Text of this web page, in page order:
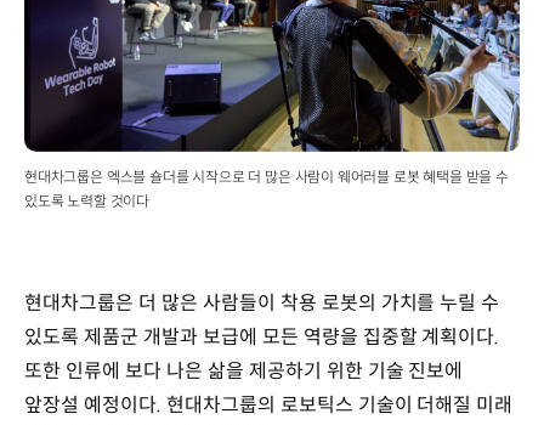
현대차그룹은 엑스블 숄더를 시작으로 더 많은 사람이 웨어러블 로봇 혜택을 받을 수
있도록 노력할 것이다
현대차그룹은 더 많은 사람들이 착용 로봇의 가치를 누릴 수
있도록 제품군 개발과 보급에 모든 역량을 집중할 계획이다.
또한 인류에 보다 나은 삶을 제공하기 위한 기술 진보에
앞장설 예정이다. 현대차그룹의 로보틱스 기술이 더해질 미래